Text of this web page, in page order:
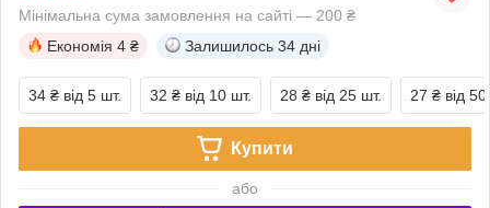
Мінімальна сума замовлення на сайті — 200 ₴
Економія 4 ₴ Залишилось 34 дні
34 ₴ від 5 шт. 32 ₴ від 10 шт. 28 ₴ від 25 шт. 27 ₴ від
Купити
або